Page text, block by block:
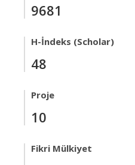
9681
H-İndeks (Scholar)
48
Proje
10
Fikri Mülkiyet